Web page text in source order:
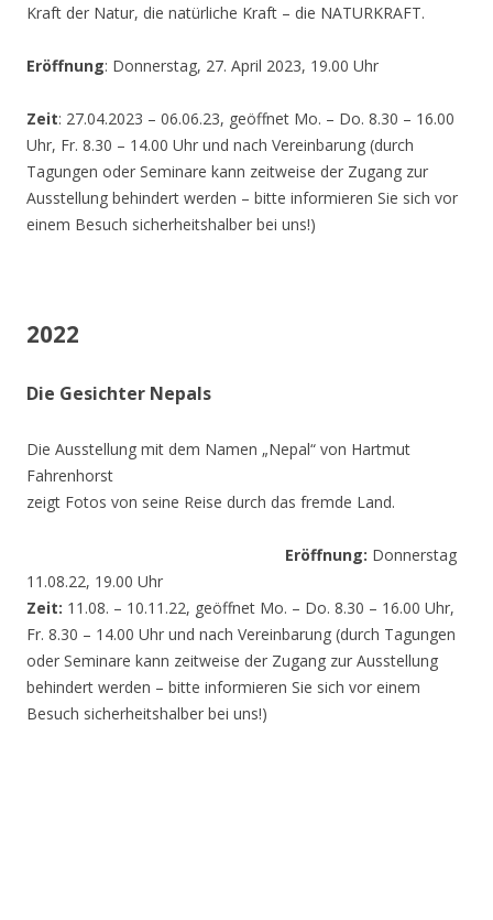
Kraft der Natur, die natürliche Kraft – die NATURKRAFT.
Eröffnung: Donnerstag, 27. April 2023, 19.00 Uhr
Zeit: 27.04.2023 – 06.06.23, geöffnet Mo. – Do. 8.30 – 16.00
Uhr, Fr. 8.30 – 14.00 Uhr und nach Vereinbarung (durch
Tagungen oder Seminare kann zeitweise der Zugang zur
Ausstellung behindert werden – bitte informieren Sie sich vor
einem Besuch sicherheitshalber bei uns!)
2022
Die Gesichter Nepals
Die Ausstellung mit dem Namen „Nepal“ von Hartmut
Fahrenhorst
zeigt Fotos von seine Reise durch das fremde Land.
Eröffnung: Donnerstag
11.08.22, 19.00 Uhr
Zeit: 11.08. – 10.11.22, geöffnet Mo. – Do. 8.30 – 16.00 Uhr,
Fr. 8.30 – 14.00 Uhr und nach Vereinbarung (durch Tagungen
oder Seminare kann zeitweise der Zugang zur Ausstellung
behindert werden – bitte informieren Sie sich vor einem
Besuch sicherheitshalber bei uns!)